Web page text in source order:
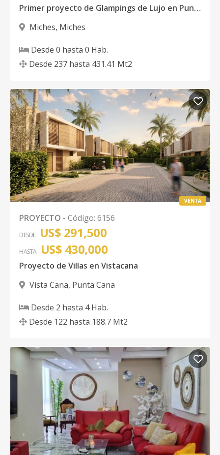
Primer proyecto de Glampings de Lujo en Punta Cana
Miches, Miches
Desde 0 hasta 0 Hab.
Desde 237 hasta 431.41 Mt2
VENTA
PROYECTO - Código: 6156
DESDE US$ 291,500
HASTA US$ 430,000
Proyecto de Villas en Vistacana
Vista Cana, Punta Cana
Desde 2 hasta 4Hab.
Desde 122 hasta 188.7 Mt2